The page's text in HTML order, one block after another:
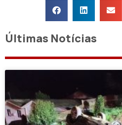
Últimas Notícias